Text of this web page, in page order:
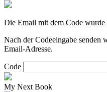
Die Email mit dem Code wurde
Nach der Codeeingabe senden
Email-Adresse.
Code
My Next Book